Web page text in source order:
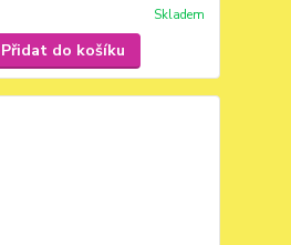
Skladem
Přidat do košíku